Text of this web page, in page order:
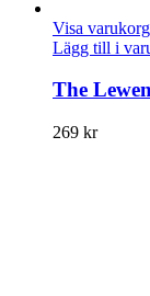
Visa varukorg
Lägg till i
The
269 kr